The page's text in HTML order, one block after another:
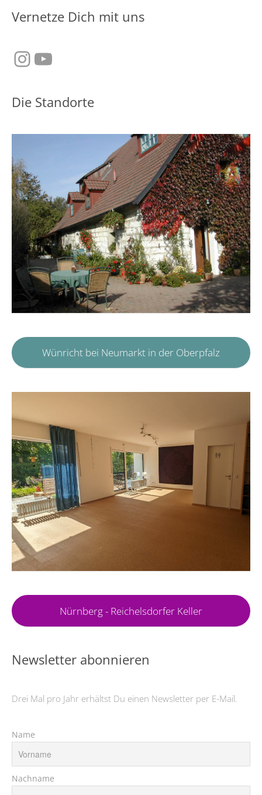
Vernetze Dich mit uns
Instagram
YouTube
Die Standorte
Wünricht bei Neumarkt in der Oberpfalz
Nürnberg - Reichelsdorfer Keller
Newsletter abonnieren
Drei Mal pro Jahr erhältst Du einen Newsletter per E-Mail.
Name
Nachname